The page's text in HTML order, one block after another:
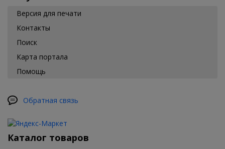
Версия для печати
Контакты
Поиск
Карта портала
Помощь
Обратная связь
Каталог товаров